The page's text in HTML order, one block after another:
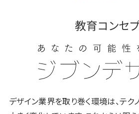
教育コンセ
デザイン業界を取り巻く環境は、テク